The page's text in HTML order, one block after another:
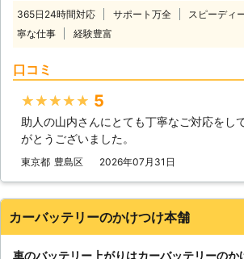
の可能性があり
車のバッテリー
ッテリーに関す
困りますし、慣
にも「救急」と
いち早くお助け
っておりますの
365日24時間対応 サポート万全 スピーディ
寧な仕事
経験豊富
口コミ
★★★★★ 5
助人の山内さんにとても丁寧なご対応をし
がとうございました。
東京都 豊島区 2026年07月31日
カーバッテリーのかけつけ本舗
車のバッテリー上がりはカーバッテリーのか